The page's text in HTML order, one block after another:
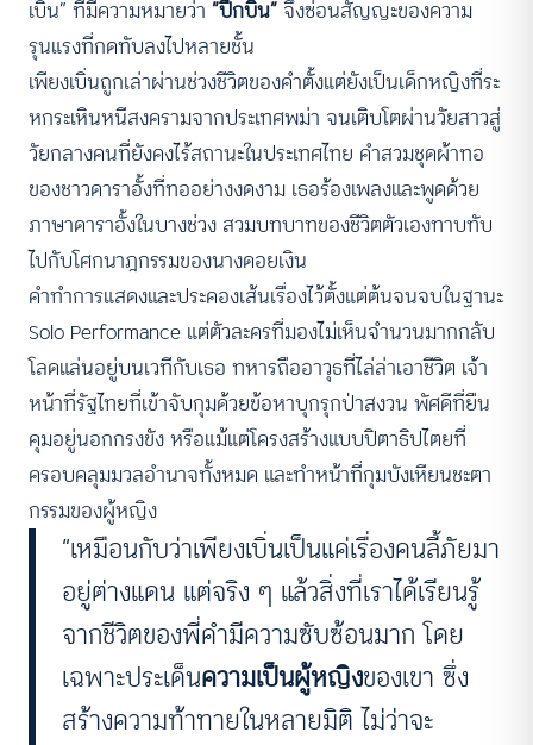
เบิ่น” ที่มีความหมายว่า “ปีกบิน”จึงซ่อนสัญญะของความ
รุนแรงที่กดทับลงไปหลายชั้น
เพียงเบิ่นถูกเล่าผ่านช่วงชีวิตของคำตั้งแต่ยังเป็นเด็กหญิงที่ระ
หกระเหินหนีสงครามจากประเทศพม่า จนเติบโตผ่านวัยสาวสู่
วัยกลางคนที่ยังคงไร้สถานะในประเทศไทย คำสวมชุดผ้าทอ
ของชาวดาราอั้งที่ทออย่างงดงาม เธอร้องเพลงและพูดด้วย
ภาษาดาราอั้งในบางช่วง สวมบทบาทของชีวิตตัวเองทาบทับ
ไปกับโศกนาฎกรรมของนางดอยเงิน
คำทำการแสดงและประคองเส้นเรื่องไว้ตั้งแต่ต้นจนจบในฐานะ
Solo Performance แต่ตัวละครที่มองไม่เห็นจำนวนมากกลับ
โลดแล่นอยู่บนเวทีกับเธอ ทหารถืออาวุธที่ไล่ล่าเอาชีวิต เจ้า
หน้าที่รัฐไทยที่เข้าจับกุมด้วยข้อหาบุกรุกป่าสงวน พัศดีที่ยืน
คุมอยู่นอกกรงขัง หรือแม้แต่โครงสร้างแบบปิตาธิปไตยที่
ครอบคลุมมวลอำนาจทั้งหมด และทำหน้าที่กุมบังเหียนชะตา
กรรมของผู้หญิง
“เหมือนกับว่าเพียงเบิ่นเป็นแค่เรื่องคนลี้ภัยมา
อยู่ต่างแดน แต่จริง ๆ แล้วสิ่งที่เราได้เรียนรู้
จากชีวิตของพี่คำมีความซับซ้อนมาก โดย
เฉพาะประเด็นความเป็นผู้หญิงของเขา ซึ่ง
สร้างความท้าทายในหลายมิติ ไม่ว่าจะ